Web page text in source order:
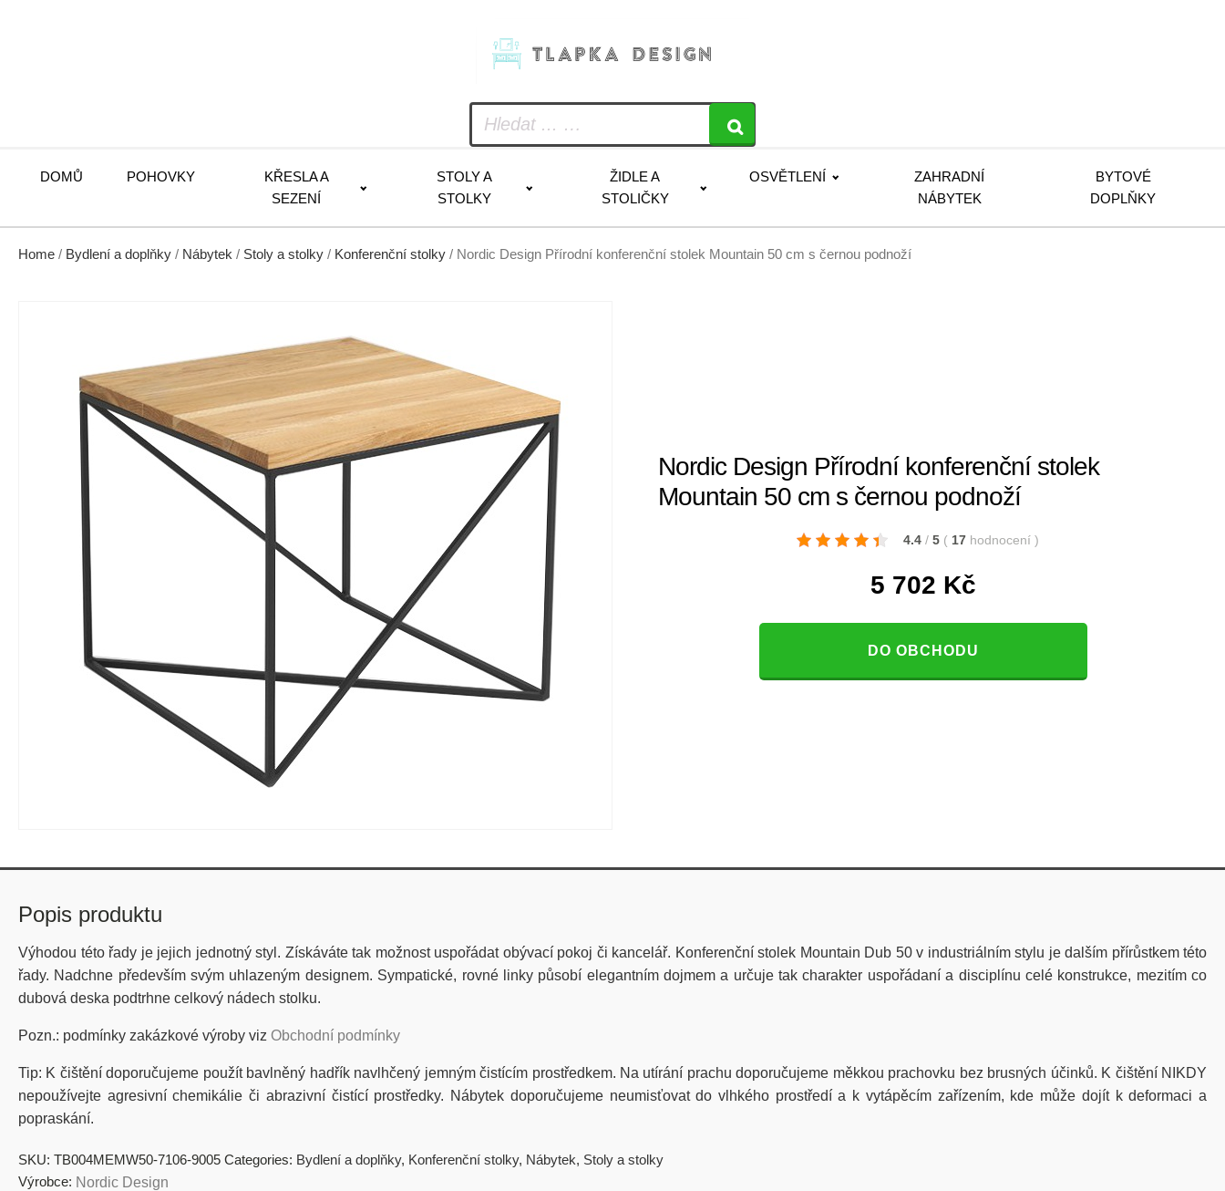
DOMŮ POHOVKY
KŘESLA A
SEZENÍ
STOLY A
STOLKY
ŽIDLE A
STOLIČKY
OSVĚTLENÍ
ZAHRADNÍ
NÁBYTEK
BYTOVÉ
DOPLŇKY
Home / Bydlení a doplňky / Nábytek / Stoly a stolky / Konferenční stolky / Nordic Design Přírodní konferenční stolek Mountain 50 cm s černou podnoží
Nordic Design Přírodní konferenční stolek
Mountain 50 cm s černou podnoží
4.4 / 5 ( 17 hodnocení )
5 702 Kč
DO OBCHODU
Popis produktu
Výhodou této řady je jejich jednotný styl. Získáváte tak možnost uspořádat obývací pokoj či kancelář. Konferenční stolek Mountain Dub 50 v industriálním stylu je dalším přírůstkem této
řady. Nadchne především svým uhlazeným designem. Sympatické, rovné linky působí elegantním dojmem a určuje tak charakter uspořádaní a disciplínu celé konstrukce, mezitím co
dubová deska podtrhne celkový nádech stolku.
Pozn.: podmínky zakázkové výroby viz Obchodní podmínky
Tip: K čištění doporučujeme použít bavlněný hadřík navlhčený jemným čistícím prostředkem. Na utírání prachu doporučujeme měkkou prachovku bez brusných účinků. K čištění NIKDY
nepoužívejte agresivní chemikálie či abrazivní čistící prostředky. Nábytek doporučujeme neumisťovat do vlhkého prostředí a k vytápěcím zařízením, kde může dojít k deformaci a
popraskání.
SKU: TB004MEMW50-7106-9005 Categories: Bydlení a doplňky, Konferenční stolky, Nábytek, Stoly a stolky
Výrobce: Nordic Design